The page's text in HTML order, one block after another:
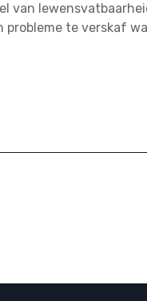
van
probleme te verskaf